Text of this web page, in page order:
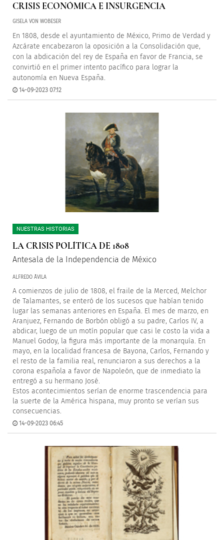
CRISIS ECONÓMICA E INSURGENCIA
GISELA VON WOBESER
En 1808, desde el ayuntamiento de México, Primo de Verdad y
Azcárate encabezaron la oposición a la Consolidación que,
con la abdicación del rey de España en favor de Francia, se
convirtió en el primer intento pacífico para lograr la
autonomía en Nueva España.
14-09-2023 07:12
NUESTRAS HISTORIAS
LA CRISIS POLÍTICA DE 1808
Antesala de la Independencia de México
ALFREDO ÁVILA
A comienzos de julio de 1808, el fraile de la Merced, Melchor
de Talamantes, se enteró de los sucesos que habían tenido
lugar las semanas anteriores en España. El mes de marzo, en
Aranjuez, Fernando de Borbón obligó a su padre, Carlos IV, a
abdicar, luego de un motín popular que casi le costo la vida a
Manuel Godoy, la figura más importante de la monarquía. En
mayo, en la localidad francesa de Bayona, Carlos, Fernando y
el resto de la familia real, renunciaron a sus derechos a la
corona española a favor de Napoleón, que de inmediato la
entregó a su hermano José.
Estos acontecimientos serían de enorme trascendencia para
la suerte de la América hispana, muy pronto se verían sus
consecuencias.
14-09-2023 06:45